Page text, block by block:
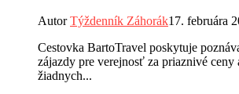
AutorTýždenník Záhorák17. februára
Cestovka BartoTravel poskytuje
zájazdy pre verejnosť za priaznivé ceny
žiadnych...